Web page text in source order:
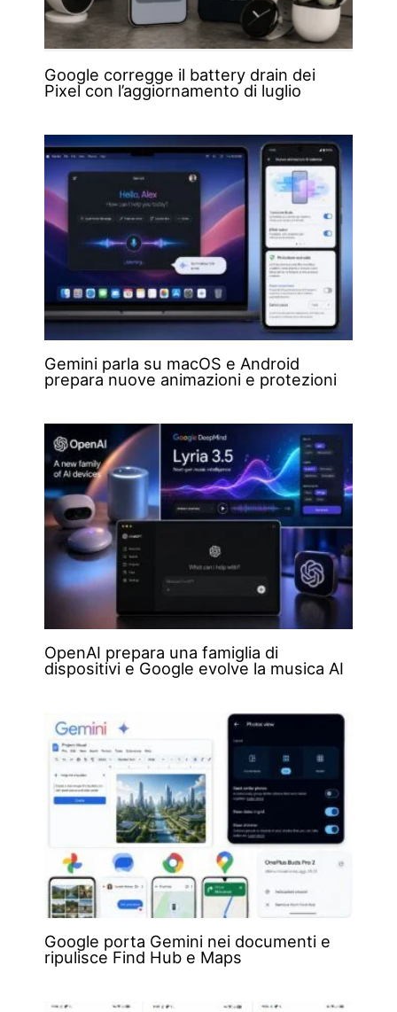
Google corregge il battery drain dei
Pixel con l’aggiornamento di luglio
Gemini parla su macOS e Android
prepara nuove animazioni e protezioni
OpenAI prepara una famiglia di
dispositivi e Google evolve la musica AI
Google porta Gemini nei documenti e
ripulisce Find Hub e Maps